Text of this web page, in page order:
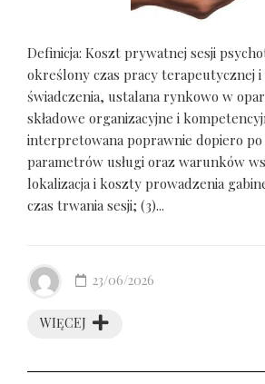
Definicja: Koszt prywatnej sesji
określony czas pracy terapeutycznej i
świadczenia, ustalana rynkowo w
składowe organizacyjne i
interpretowana poprawnie dopiero
parametrów usługi oraz warunków
lokalizacja i koszty prowadzenia
czas trwania sesji; (3)...
WIĘCEJ
23/06/2026